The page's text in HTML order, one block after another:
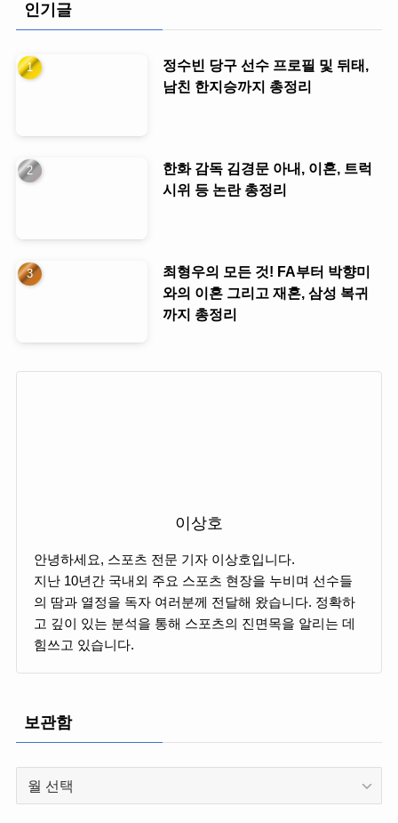
인기글
정수빈 당구 선수 프로필 및 뒤태,
남친 한지승까지 총정리
한화 감독 김경문 아내, 이혼, 트럭
시위 등 논란 총정리
최형우의 모든 것! FA부터 박향미
와의 이혼 그리고 재혼, 삼성 복귀
까지 총정리
이상호
안녕하세요, 스포츠 전문 기자 이상호입니다.
지난 10년간 국내외 주요 스포츠 현장을 누비며 선수들
의 땀과 열정을 독자 여러분께 전달해 왔습니다. 정확하
고 깊이 있는 분석을 통해 스포츠의 진면목을 알리는 데
힘쓰고 있습니다.
보관함